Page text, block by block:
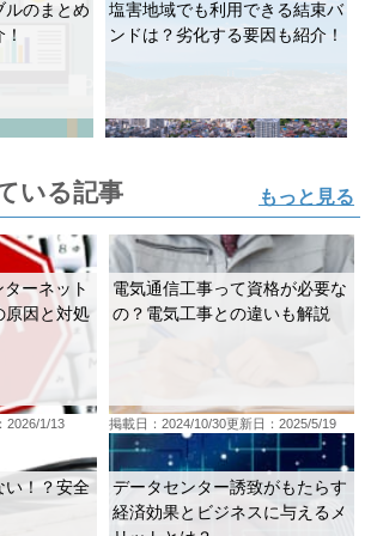
ルのまとめ
塩害地域でも利用できる結束バ
ンドは？劣化する要因も紹介！
いる記事 もっと見る
ーネット
原因と対処
2026/1/13
電気通信工事って資格が必要な
の？電気工事との違いも解説
掲載日：2024/10/30更新日：2025/5/19
い！？安全
データセンター誘致がもたらす
経済効果とビジネスに与えるメ